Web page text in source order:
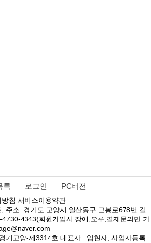
록 로그인 PC버전
침 서비스이용약관
주소: 경기도 고양시 일산동구 고봉로678번 길
4343(회원가입시 장애,오류,결제문의만 가
기고양-제3314호 대표자 : 임현자, 사업자등록